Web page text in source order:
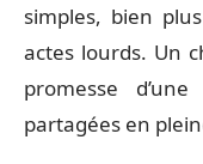
simples, bien
actes lourds. Un
promesse
partagées en